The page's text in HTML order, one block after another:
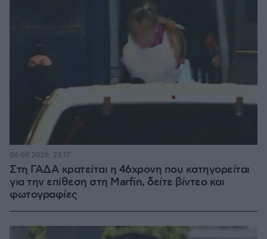
Στη ΓΑΔΑ κρατείται η 46χρονη που κατηγορείται
για την επίθεση στη Marfin, δείτε βίντεο και
φωτογραφίες
06.08.2026, 23:17